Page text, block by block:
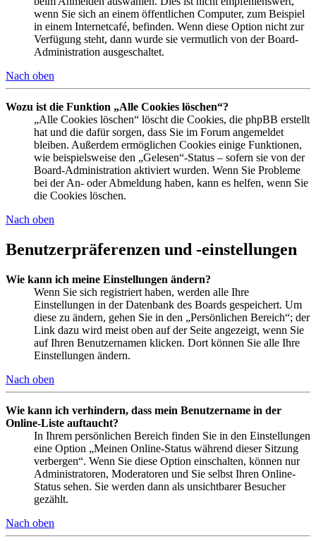
wenn Sie sich an einem öffentlichen Computer, zum Beispiel
in einem Internetcafé, befinden. Wenn diese Option nicht zur
Verfügung steht, dann wurde sie vermutlich von der Board-
Administration ausgeschaltet.
Nach oben
Wozu ist die Funktion „Alle Cookies löschen“?
„Alle Cookies löschen“ löscht die Cookies, die phpBB erstellt
hat und die dafür sorgen, dass Sie im Forum angemeldet
bleiben. Außerdem ermöglichen Cookies einige Funktionen,
wie beispielsweise den „Gelesen“-Status – sofern sie von der
Board-Administration aktiviert wurden. Wenn Sie Probleme
bei der An- oder Abmeldung haben, kann es helfen, wenn Sie
die Cookies löschen.
Nach oben
Benutzerpräferenzen und -einstellungen
Wie kann ich meine Einstellungen ändern?
Wenn Sie sich registriert haben, werden alle Ihre
Einstellungen in der Datenbank des Boards gespeichert. Um
diese zu ändern, gehen Sie in den „Persönlichen Bereich“; der
Link dazu wird meist oben auf der Seite angezeigt, wenn Sie
auf Ihren Benutzernamen klicken. Dort können Sie alle Ihre
Einstellungen ändern.
Nach oben
Wie kann ich verhindern, dass mein Benutzername in der
Online-Liste auftaucht?
In Ihrem persönlichen Bereich finden Sie in den Einstellungen
eine Option „Meinen Online-Status während dieser Sitzung
verbergen“. Wenn Sie diese Option einschalten, können nur
Administratoren, Moderatoren und Sie selbst Ihren Online-
Status sehen. Sie werden dann als unsichtbarer Besucher
gezählt.
Nach oben